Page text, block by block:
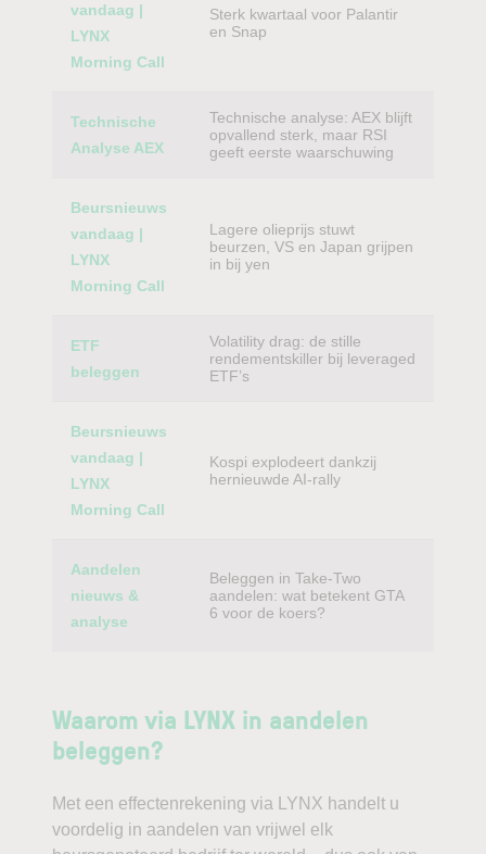
vandaag |
LYNX
Morning Call
Sterk kwartaal voor Palantir
en Snap
Technische
Analyse AEX
Technische analyse: AEX blijft
opvallend sterk, maar RSI
geeft eerste waarschuwing
Beursnieuws
vandaag |
LYNX
Morning Call
Lagere olieprijs stuwt
beurzen, VS en Japan grijpen
in bij yen
ETF
beleggen
Volatility drag: de stille
rendementskiller bij leveraged
ETF’s
Beursnieuws
vandaag |
LYNX
Morning Call
Kospi explodeert dankzij
hernieuwde AI-rally
Aandelen
nieuws &
analyse
Beleggen in Take-Two
aandelen: wat betekent GTA
6 voor de koers?
Waarom via LYNX in aandelen
beleggen?
Met een effectenrekening via LYNX handelt u
voordelig in aandelen van vrijwel elk